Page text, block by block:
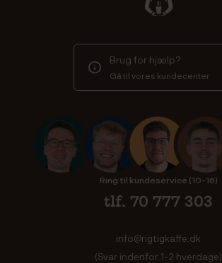
Brug for hjælp?
Gå til vores kundecenter
Ring til kundeservice (10-16)
tlf. 70 777 303
info@rigtigkaffe.dk
(Svar indenfor 1-2 hverdage)